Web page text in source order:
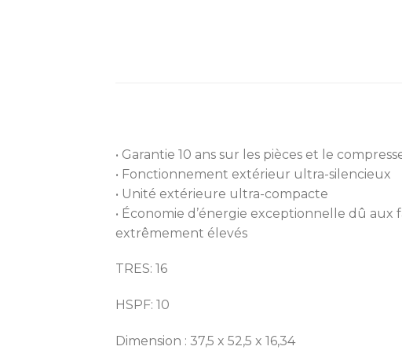
• Garantie 10 ans sur les pièces et le
• Fonctionnement extérieur ultra-silencieux
• Unité extérieure ultra-compacte
• Économie d’énergie exceptionnelle dû
extrêmement élevés
TRES: 16
HSPF: 10
Dimension : 37,5 x 52,5 x 16,34